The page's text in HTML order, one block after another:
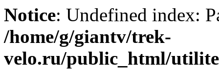
Notice: Undefined index:
/home/g/giantv/trek-
velo.ru/public_html/